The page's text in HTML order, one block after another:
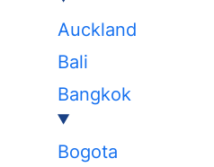
Auckland
Bali
Bangkok
Bogota